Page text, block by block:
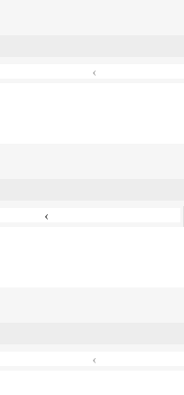
‹
‹
‹